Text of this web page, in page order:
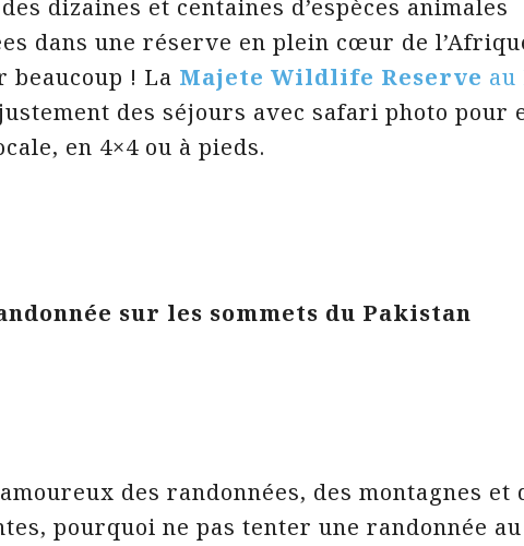
dizaines et centaines d’espèces animales
dans une réserve en plein cœur de
! La Majete Wildlife Reserve au
des séjours avec safari photo pour
en 4×4 ou à pieds.
sur les sommets du Pakistan
des randonnées, des montagnes et
pourquoi ne pas tenter une randonnée